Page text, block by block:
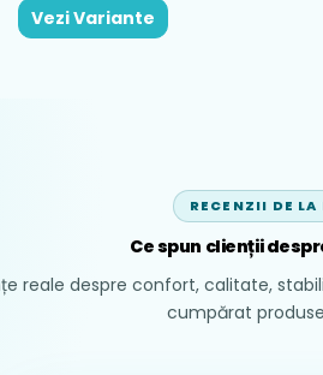
Vezi Variante
RECENZII DE
Ce spun clienții
reale despre confort, calitate,
cumpărat